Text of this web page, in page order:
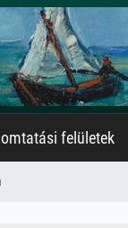
felületek